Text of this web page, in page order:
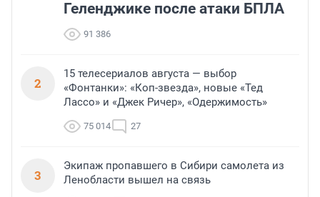
Геленджике после атаки БПЛА
91 386
2
15 телесериалов августа — выбор
«Фонтанки»: «Коп-звезда», новые «Тед
Лассо» и «Джек Ричер», «Одержимость»
75 014 27
3
Экипаж пропавшего в Сибири самолета из
Ленобласти вышел на связь